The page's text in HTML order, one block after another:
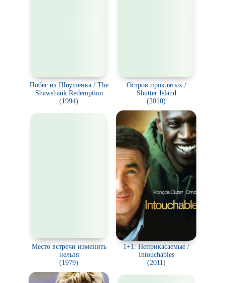
Побег из Шоушенка / The
Shawshank Redemption
(1994)
Остров проклятых /
Shutter Island
(2010)
Место встречи изменить
нельзя
(1979)
1+1: Неприкасаемые /
Intouchables
(2011)